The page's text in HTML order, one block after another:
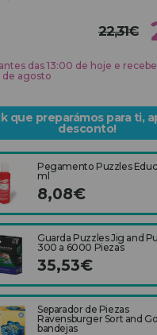
DE 22,31€
das 13:00 de hoje e
de agosto
que preparámos para ti,
desconto!
Pegamento Puzzles
ml
8,08€
Guarda Puzzles Jig and
300 a 6000 Piezas
35,53€
Separador de Piezas
Ravensburger Sort and
bandejas